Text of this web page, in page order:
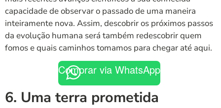
capacidade de observar o passado de uma maneira
inteiramente nova. Assim, descobrir os próximos passos
da evolução humana será também redescobrir quem
fomos e quais caminhos tomamos para chegar até aqui.
Comprar via WhatsApp
6. Uma terra prometida